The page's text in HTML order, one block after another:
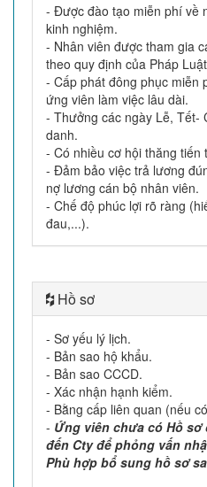
- Được đào tạo miễn phí về
kinh nghiệm.
- Nhân viên được tham gia
theo quy định của Pháp
- Cấp phát đông phục miễn
ứng viên làm việc lâu dài.
- Thưởng các ngày Lễ, Tết-
danh.
- Có nhiều cơ hội thăng tiến
- Đảm bảo việc trả lương
nợ lương cán bộ nhân viên.
- Chế độ phúc lợi rõ ràng
đau,...).
Hồ sơ
- Sơ yếu lý lịch.
- Bản sao hộ khẩu.
- Bản sao CCCD.
- Xác nhận hạnh kiểm.
- Bằng cấp liên quan (nếu
- Ứng viên chưa có Hồ sơ
đến Cty để phỏng vấn
Phù hợp bổ sung hồ sơ